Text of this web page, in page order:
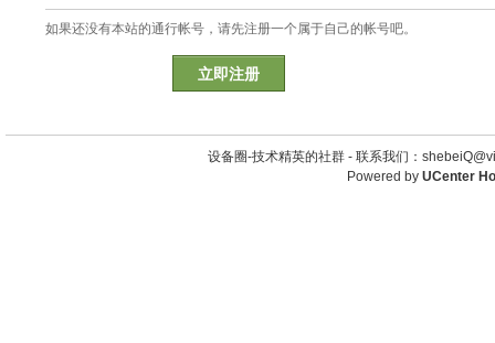
如果还没有本站的通行帐号，请先注册一个属于自己的帐号吧。
立即注册
设备圈-技术精英的社群 - 联系我们：
Powered by UCenter